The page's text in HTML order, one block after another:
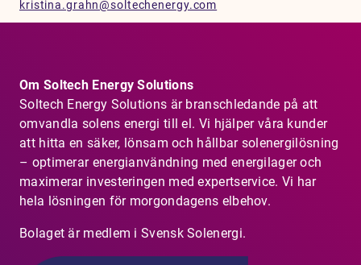
kristina.grahn@soltechenergy.com
Om Soltech Energy Solutions
Soltech Energy Solutions är branschledande på att
omvandla solens energi till el. Vi hjälper våra kunder
att hitta en säker, lönsam och hållbar solenergilösning
– optimerar energianvändning med energilager och
maximerar investeringen med expertservice. Vi har
hela lösningen för morgondagens elbehov.
Bolaget är medlem i Svensk Solenergi.